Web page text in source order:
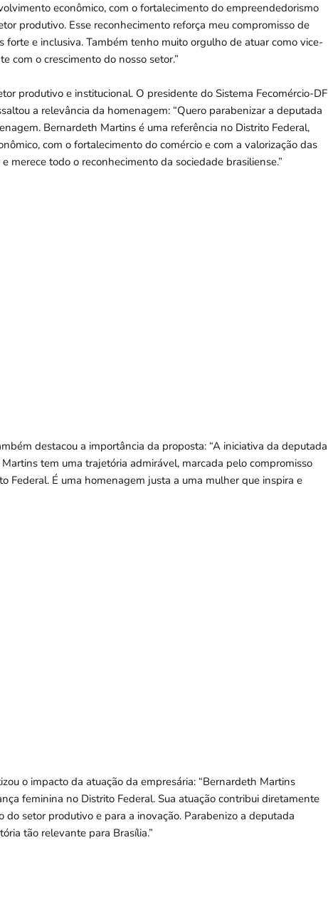
econômico, com o fortalecimento do empreendedorismo
produtivo. Esse reconhecimento reforça meu compromisso de
e inclusiva. Também tenho muito orgulho de atuar como vice-
com o crescimento do nosso setor.”
produtivo e institucional. O presidente do Sistema Fecomércio-DF
a relevância da homenagem: “Quero parabenizar a deputada
Bernardeth Martins é uma referência no Distrito Federal,
com o fortalecimento do comércio e com a valorização das
merece todo o reconhecimento da sociedade brasiliense.”
destacou a importância da proposta: “A iniciativa da deputada
tem uma trajetória admirável, marcada pelo compromisso
Federal. É uma homenagem justa a uma mulher que inspira e
o impacto da atuação da empresária: “Bernardeth Martins
feminina no Distrito Federal. Sua atuação contribui diretamente
setor produtivo e para a inovação. Parabenizo a deputada
tão relevante para Brasília.”